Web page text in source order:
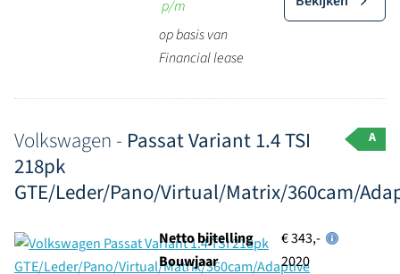
p/m
op basis van
Financial lease
Volkswagen - Passat Variant 1.4 TSI
218pk
GTE/Leder/Pano/Virtual/Matrix/360cam/
A
Netto bijtelling
€ 343,-
Bouwjaar
2020